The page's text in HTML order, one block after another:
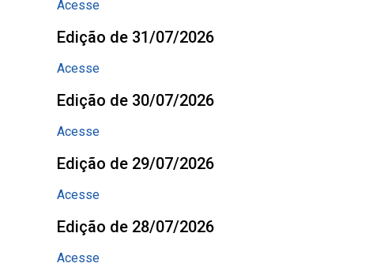
Acesse
Edição de 31/07/2026
Acesse
Edição de 30/07/2026
Acesse
Edição de 29/07/2026
Acesse
Edição de 28/07/2026
Acesse